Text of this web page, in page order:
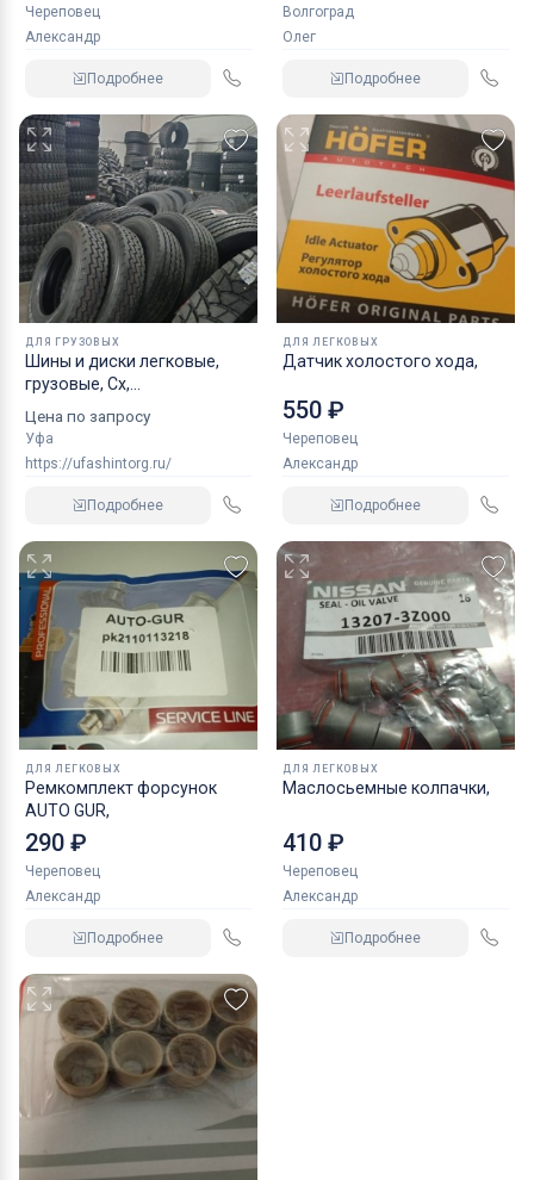
Череповец
Александр
Подробнее
Волгоград
Олег
Подробнее
ДЛЯ ГРУЗОВЫХ
Шины и диски легковые,
грузовые, Сх,
индустриальные
Цена по запросу
Уфа
https://ufashintorg.ru/
Подробнее
ДЛЯ ЛЕГКОВЫХ
Датчик холостого хода,
550 ₽
Череповец
Александр
Подробнее
ДЛЯ ЛЕГКОВЫХ
Ремкомплект форсунок
AUTO GUR,
290 ₽
Череповец
Александр
Подробнее
ДЛЯ ЛЕГКОВЫХ
Маслосьемные колпачки,
410 ₽
Череповец
Александр
Подробнее